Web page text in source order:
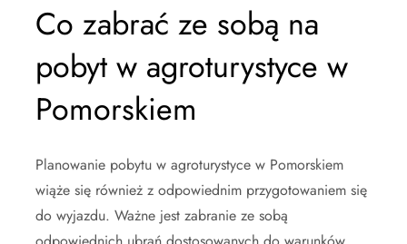
Co zabrać ze sobą na
pobyt w agroturystyce w
Pomorskiem
Planowanie pobytu w agroturystyce w Pomorskiem
wiąże się również z odpowiednim przygotowaniem się
do wyjazdu. Ważne jest zabranie ze sobą